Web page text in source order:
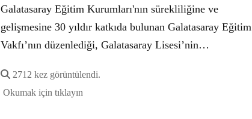
Galatasaray Eğitim Kurumları'nın sürekliliğine ve
gelişmesine 30 yıldır katkıda bulunan Galatasaray Eğitim
Vakfı’nın düzenlediği, Galatasaray Lisesi’nin…
2712 kez görüntülendi.
Okumak için tıklayın